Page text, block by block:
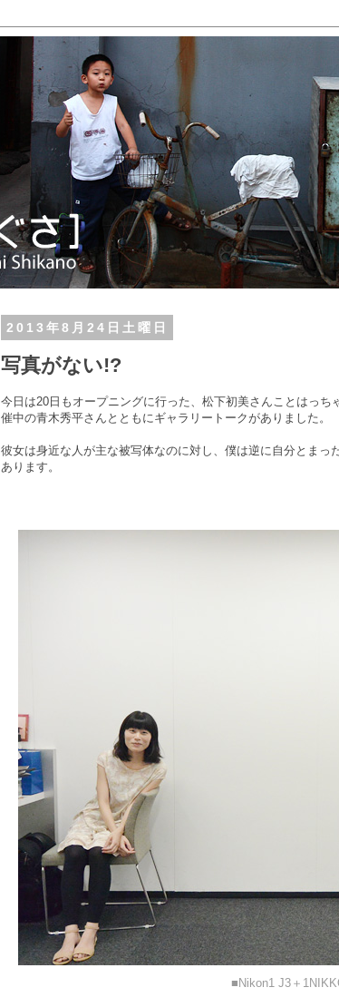
2013年8月24日土曜日
写真がない!?
今日は20日もオープニングに行った、松下初美さんことはっち
催中の青木秀平さんとともにギャラリートークがありました。
彼女は身近な人が主な被写体なのに対し、僕は逆に自分とま
あります。
■Nikon1 J3＋